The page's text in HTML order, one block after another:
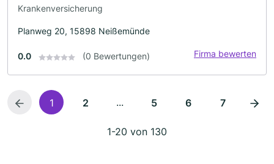
Krankenversicherung
Planweg 20, 15898 Neißemünde
0.0 (0 Bewertungen) Firma bewerten
1 2 ... 5 6 7
1-20 von 130